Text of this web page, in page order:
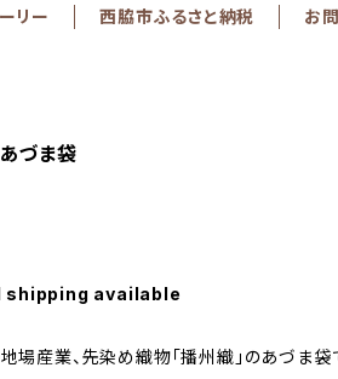
リー 西脇市ふるさと納税 お
づま袋
available
場産業、先染め織物「播州織」のあづま袋